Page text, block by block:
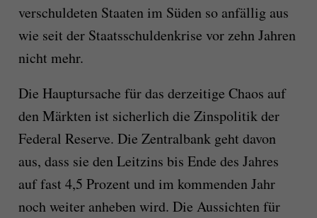
verschuldeten Staaten im Süden so anfällig aus
wie seit der Staatsschuldenkrise vor zehn Jahren
nicht mehr.
Die Hauptursache für das derzeitige Chaos auf
den Märkten ist sicherlich die Zinspolitik der
Federal Reserve. Die Zentralbank geht davon
aus, dass sie den Leitzins bis Ende des Jahres
auf fast 4,5 Prozent und im kommenden Jahr
noch weiter anheben wird. Die Aussichten für